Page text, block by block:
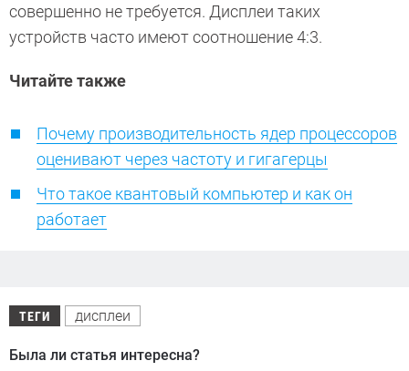
совершенно не требуется. Дисплеи таких
устройств часто имеют соотношение 4:3.
Читайте также
Почему производительность ядер процессоров
оценивают через частоту и гигагерцы
Что такое квантовый компьютер и как он
работает
ТЕГИ дисплеи
Была ли статья интересна?